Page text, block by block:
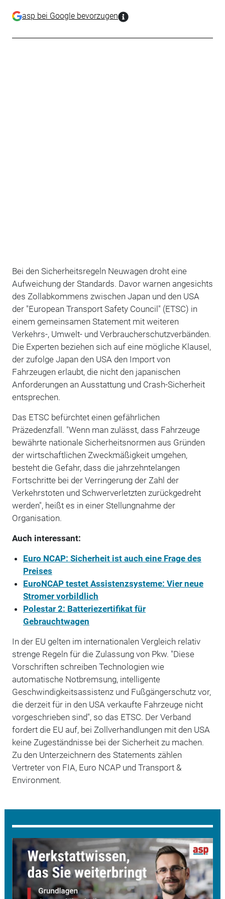
asp bei Google bevorzugen
Bei den Sicherheitsregeln Neuwagen droht eine
Aufweichung der Standards. Davor warnen angesichts
des Zollabkommens zwischen Japan und den USA
der "European Transport Safety Council" (ETSC) in
einem gemeinsamen Statement mit weiteren
Verkehrs-, Umwelt- und Verbraucherschutzverbänden.
Die Experten beziehen sich auf eine mögliche Klausel,
der zufolge Japan den USA den Import von
Fahrzeugen erlaubt, die nicht den japanischen
Anforderungen an Ausstattung und Crash-Sicherheit
entsprechen.
Das ETSC befürchtet einen gefährlichen
Präzedenzfall. "Wenn man zulässt, dass Fahrzeuge
bewährte nationale Sicherheitsnormen aus Gründen
der wirtschaftlichen Zweckmäßigkeit umgehen,
besteht die Gefahr, dass die jahrzehntelangen
Fortschritte bei der Verringerung der Zahl der
Verkehrstoten und Schwerverletzten zurückgedreht
werden", heißt es in einer Stellungnahme der
Organisation.
Auch interessant:
Euro NCAP: Sicherheit ist auch eine Frage des
Preises
EuroNCAP testet Assistenzsysteme: Vier neue
Stromer vorbildlich
Polestar 2: Batteriezertifikat für
Gebrauchtwagen
In der EU gelten im internationalen Vergleich relativ
strenge Regeln für die Zulassung von Pkw. "Diese
Vorschriften schreiben Technologien wie
automatische Notbremsung, intelligente
Geschwindigkeitsassistenz und Fußgängerschutz vor,
die derzeit für in den USA verkaufte Fahrzeuge nicht
vorgeschrieben sind", so das ETSC. Der Verband
fordert die EU auf, bei Zollverhandlungen mit den USA
keine Zugeständnisse bei der Sicherheit zu machen.
Zu den Unterzeichnern des Statements zählen
Vertreter von FIA, Euro NCAP und Transport &
Environment.